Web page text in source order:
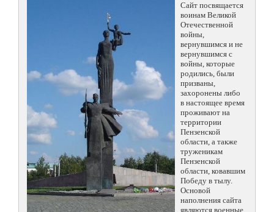
Сайт посвящается
воинам Великой
Отечественной
войны,
вернувшимся и не
вернувшимся с
войны, которые
родились, были
призваны,
захоронены либо
в настоящее время
проживают на
территории
Пензенской
области, а также
труженикам
Пензенской
области, ковавшим
Победу в тылу.
Основой
наполнения сайта
являются военные